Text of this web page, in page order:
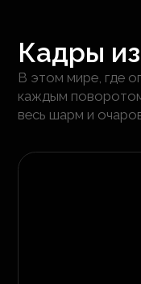
Кадры
В этом мире, где
каждым
весь шарм и